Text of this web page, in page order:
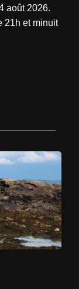
août 2026.
21h et minuit